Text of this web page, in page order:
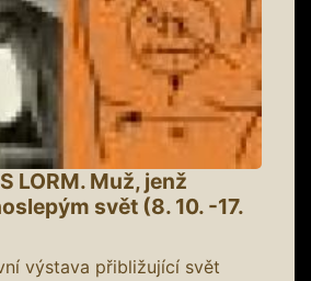
LORM. Muž, jenž
svět (8. 10. -17.
výstava přibližující svět